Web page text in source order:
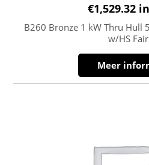
€1,529.32
B260 Bronze 1 kW Thru Hull
w/HS
Meer